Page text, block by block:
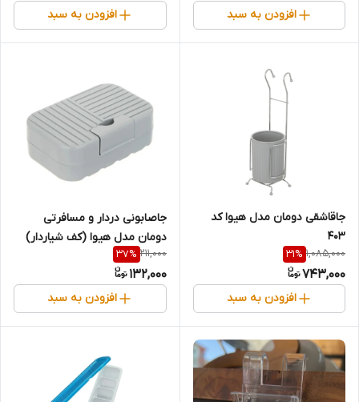
افزودن به سبد افزودن به سبد
جاقاشقی دومان مدل هیوا کد
403
1,085,000
31%
743,000
افزودن به سبد
جاصابونی دردار و مسافرتی
دومان مدل هیوا (کف شیاردار)
211,000
37%
132,000
افزودن به سبد